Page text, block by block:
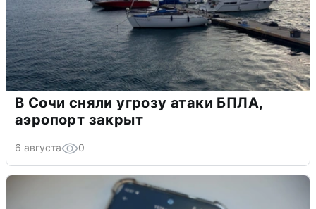
В Сочи сняли угрозу атаки БПЛА,
аэропорт закрыт
6 августа 0